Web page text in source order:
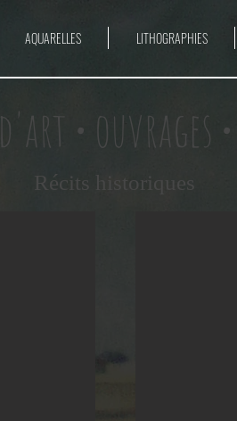
AQUARELLES LITHOGRAPHIES
• ouvrages
Récits historiques